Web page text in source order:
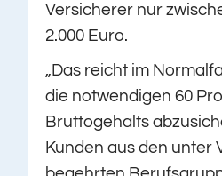
Versicherer nur
2.000 Euro.
„Das reicht im
die notwendigen 60
Bruttogehalts
Kunden aus den unter